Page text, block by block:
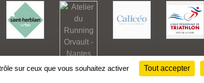
sur ceux que vous souhaitez activer Tout accepter